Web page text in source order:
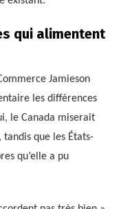
qui alimentent
Jamieson
les différences
le Canada miserait
que les États-
qu’elle a pu